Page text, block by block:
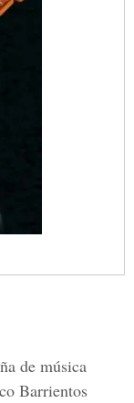
de música
Barrientos